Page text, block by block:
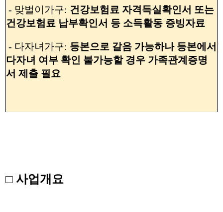
- 맞벌이가구: 건강보험료 자격득실확인서 또는
건강보험료 납부확인서 등 소득활동 증빙자료
- 다자녀가구: 등본으로 갈음 가능하나 등본에서
다자녀 여부 확인 불가능할 경우 가족관계증명
서 제출 필요
□ 사업개요